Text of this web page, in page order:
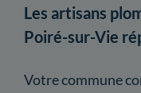
Les artisans
Poiré-sur-Vie
Votre commune